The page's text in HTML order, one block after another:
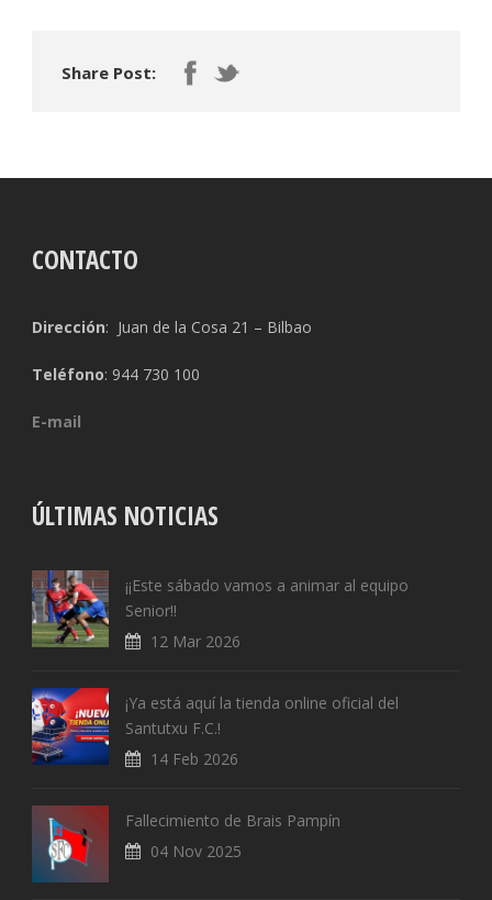
Share Post:
CONTACTO
Dirección: Juan de la Cosa 21 – Bilbao
Teléfono: 944 730 100
E-mail
ÚLTIMAS NOTICIAS
¡¡Este sábado vamos a animar al equipo
Senior!!
12 Mar 2026
¡Ya está aquí la tienda online oficial del
Santutxu F.C.!
14 Feb 2026
Fallecimiento de Brais Pampín
04 Nov 2025